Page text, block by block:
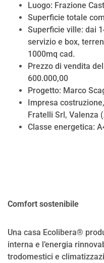
Luogo: Frazione
Superficie totale
Superficie ville: dai
servizio e box,
1000mq cad.
Prezzo di vendita
600.000,00
Progetto: Marco
Impresa
Fratelli Srl, Valenza
Classe energetica:
Comfort sostenibile
Una casa Ecolibera®
interna e l’energia
trodomestici e